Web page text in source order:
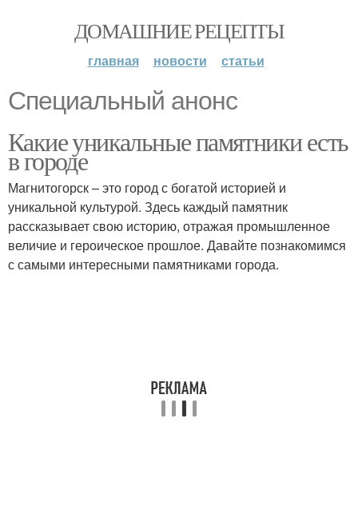
ДОМАШНИЕ РЕЦЕПТЫ
главная новости статьи
Специальный анонс
Какие уникальные памятники есть
в городе
Магнитогорск – это город с богатой историей и
уникальной культурой. Здесь каждый памятник
рассказывает свою историю, отражая промышленное
величие и героическое прошлое. Давайте познакомимся
с самыми интересными памятниками города.